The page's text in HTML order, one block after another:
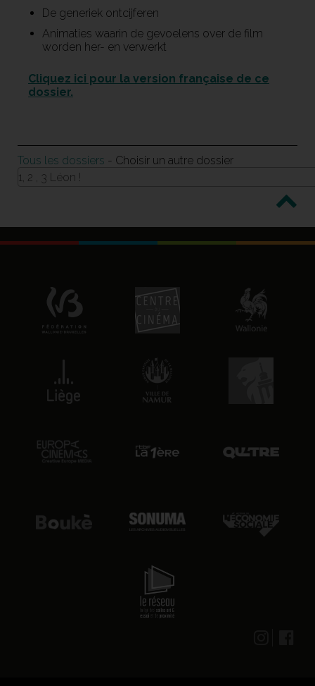
De generiek ontcijferen
Animaties waarin de gevoelens over de film
worden her- en verwerkt
Cliquez ici pour la version française de ce
dossier.
Tous les dossiers - Choisir un autre dossier
1, 2 , 3 Léon !